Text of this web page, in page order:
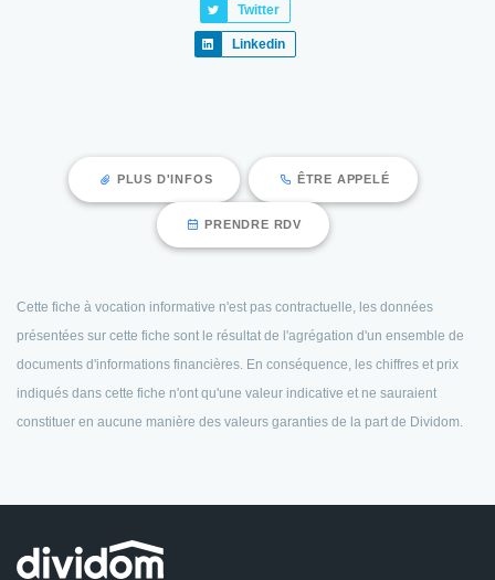
Twitter
Linkedin
PLUS D'INFOS ÊTRE APPELÉ
PRENDRE RDV
Cette fiche à vocation informative n'est pas contractuelle, les données
présentées sur cette fiche sont le résultat de l'agrégation d'un ensemble de
documents d'informations financières. En conséquence, les chiffres et prix
indiqués dans cette fiche n'ont qu'une valeur indicative et ne sauraient
constituer en aucune manière des valeurs garanties de la part de Dividom.